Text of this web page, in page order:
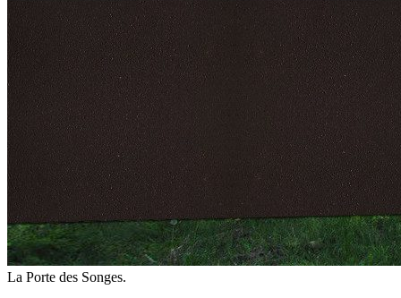
La Porte des Songes.